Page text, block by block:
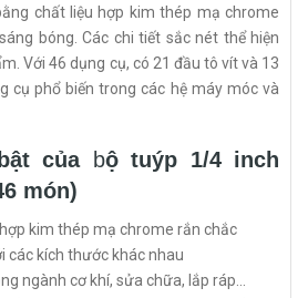
chất liệu hợp kim thép mạ chrome
bóng. Các chi tiết sắc nét thể hiện
Với 46 dụng cụ, có 21 đầu tô vít và 13
cụ phổ biến trong các hệ máy móc và
củabộ tuýp 1/4 inch
món)
kim thép mạ chrome rắn chắc
các kích thước khác nhau
ngành cơ khí, sửa chữa, lắp ráp...